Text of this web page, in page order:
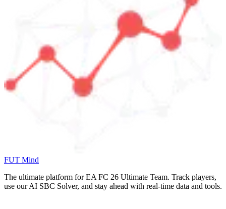
FUT Mind
The ultimate platform for EA FC 26 Ultimate Team. Track players,
use our AI SBC Solver, and stay ahead with real-time data and tools.